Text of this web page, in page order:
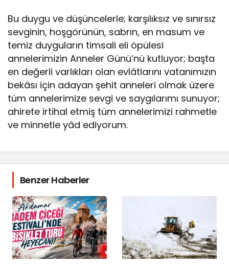
Bu duygu ve düşüncelerle; karşılıksız ve sınırsız
sevginin, hoşgörünün, sabrın, en masum ve
temiz duyguların timsali eli öpülesi
annelerimizin Anneler Günü’nü kutluyor; başta
en değerli varlıkları olan evlâtlarını vatanımızın
bekâsı için adayan şehit anneleri olmak üzere
tüm annelerimize sevgi ve saygılarımı sunuyor;
ahirete irtihal etmiş tüm annelerimizi rahmetle
ve minnetle yâd ediyorum.
Benzer Haberler